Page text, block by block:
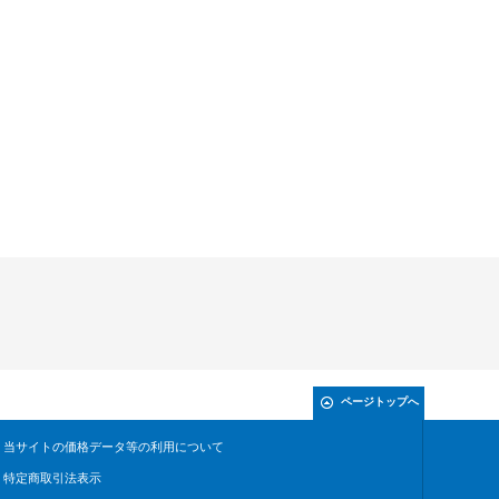
ページトップへ
当サイトの価格データ等の利用について
特定商取引法表示